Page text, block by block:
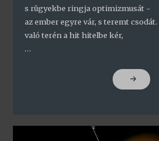
s rügyekbe ringja optimizmusát -
az ember egyre vár, s teremt csodát.
való terén a hit hitelbe kér,
…